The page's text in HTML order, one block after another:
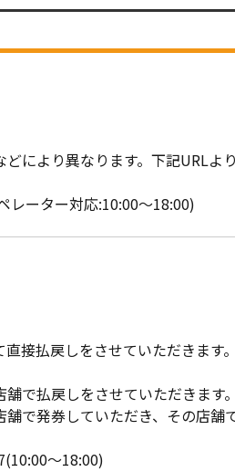
により異なります。下記URLよ
レーター対応:10:00〜18:00)
接払戻しをさせていただきま
で払戻しをさせていただきます。
で発券していただき、その店舗
〜18:00)